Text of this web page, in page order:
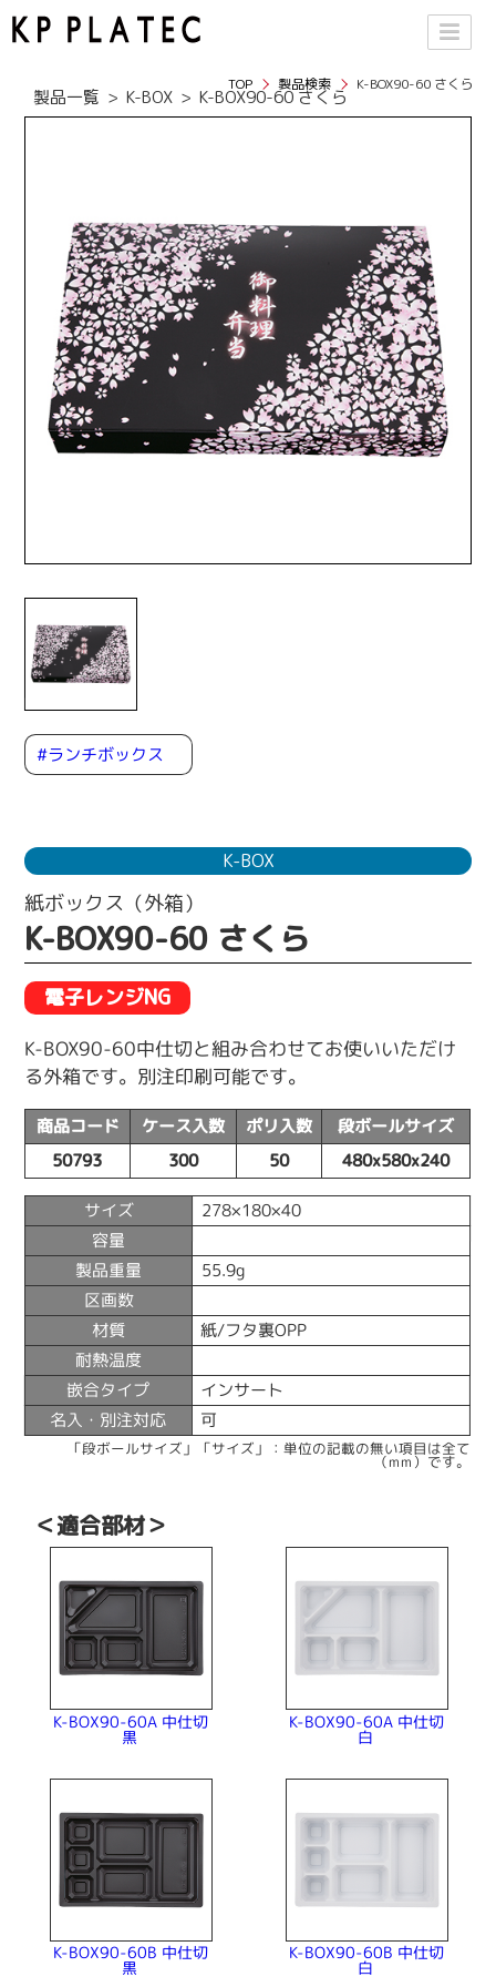
TOP 製品検索 K-BOX90-60 さくら
製品一覧 K-BOX K-BOX90-60 さくら
#ランチボックス
K-BOX
紙ボックス（外箱）
K-BOX90-60 さくら
電子レンジNG
K-BOX90-60中仕切と組み合わせてお使いいただけ
る外箱です。別注印刷可能です。
商品コード ケース入数 ポリ入数 段ボールサイズ
50793 300 50 480x580x240
サイズ 278×180×40
容量
製品重量 55.9g
区画数
材質 紙/フタ裏OPP
耐熱温度
嵌合タイプ インサート
名入・別注対応 可
「段ボールサイズ」「サイズ」：単位の記載の無い項目は全て
（mm）です。
＜適合部材＞
K-BOX90-60A 中仕切
黒
K-BOX90-60A 中仕切
白
K-BOX90-60B 中仕切
黒
K-BOX90-60B 中仕切
白